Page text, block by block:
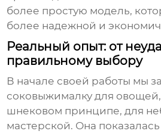
более простую модель,
более надежной и
Реальный опыт: от
правильному выбору
В начале своей работы мы
соковыжималку для овощей
шнековом принципе, для
мастерской. Она